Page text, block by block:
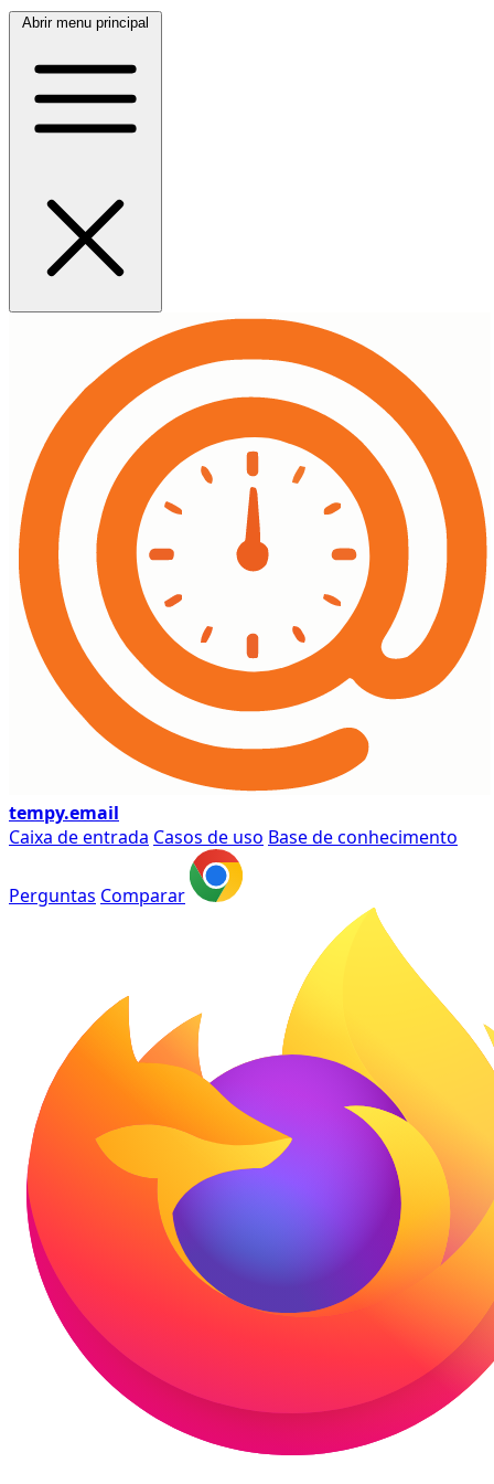
Abrir menu principal
tempy.email
Caixa de entrada Casos de uso Base de conhecimento
Perguntas Comparar